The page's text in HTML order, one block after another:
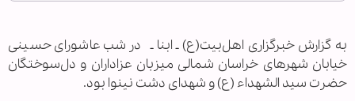
به گزارش خبرگزاری اهل‌بیت(ع) ـ ابنا ـ در شب عاشورای حسینی
خیابان شهرهای خراسان شمالی میزبان عزاداران و دل‌سوختگان
حضرت سید الشهداء (ع) و شهدای دشت نینوا بود.